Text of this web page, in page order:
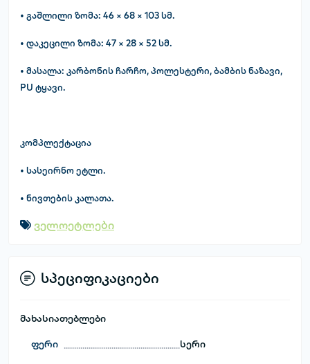
• გაშლილი ზომა: 46 × 68 × 103 სმ.
• დაკეცილი ზომა: 47 × 28 × 52 სმ.
• მასალა: კარბონის ჩარჩო, პოლესტერი, ბამბის ნაზავი,
PU ტყავი.
კომპლექტაცია
• სასეირნო ეტლი.
• ნივთების კალათა.
ველოეტლები
სპეციფიკაციები
მახასიათებლები
ფერი სერი